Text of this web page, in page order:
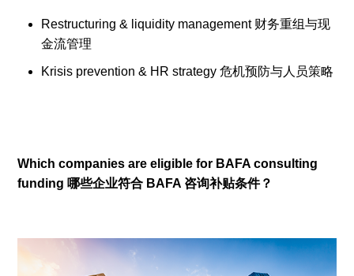
Restructuring & liquidity management 财务重组与现
金流管理
Krisis prevention & HR strategy 危机预防与人员策略
Which companies are eligible for BAFA consulting
funding 哪些企业符合 BAFA 咨询补贴条件？